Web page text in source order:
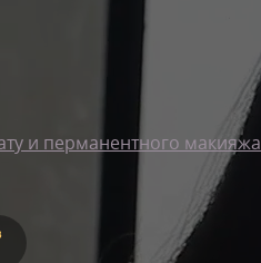
и перманентного макияжа